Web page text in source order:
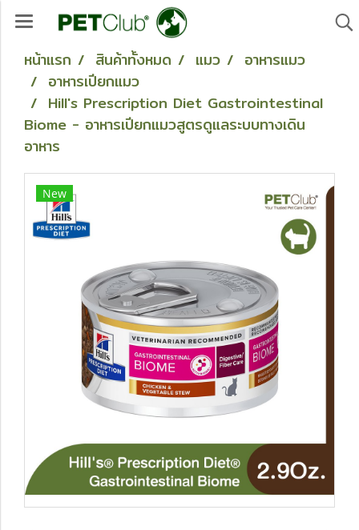
หน้าแรก สินค้าทั้งหมด แมว
อาหารแมว
อาหารเปียกแมว
Hill's Prescription Diet Gastrointestinal
Biome - อาหารเปียกแมวสูตรดูแลระบบทางเดิน
อาหาร
New